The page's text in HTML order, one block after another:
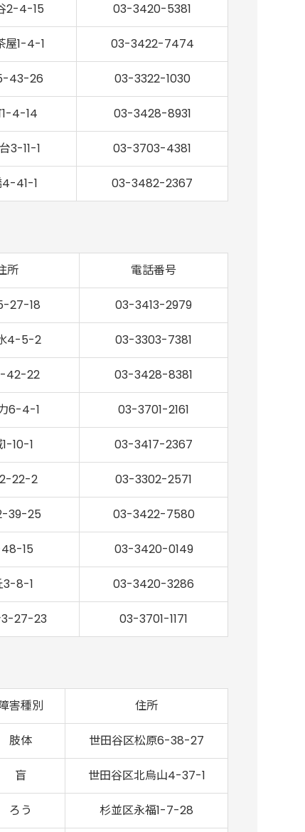
2-4-15 03-3420-5381
屋1-4-1 03-3422-7474
43-26 03-3322-1030
4-14 03-3428-8931
3-11-1 03-3703-4381
41-1 03-3482-2367
所 電話番号
27-18 03-3413-2979
4-5-2 03-3303-7381
42-22 03-3428-8381
6-4-1 03-3701-2161
10-1 03-3417-2367
22-2 03-3302-2571
39-25 03-3422-7580
15 03-3420-0149
3-8-1 03-3420-3286
3-27-23 03-3701-1171
害種別 住所
肢体 世田谷区松原6-38-27
盲 世田谷区北烏山4-37-1
ろう 杉並区永福1-7-28